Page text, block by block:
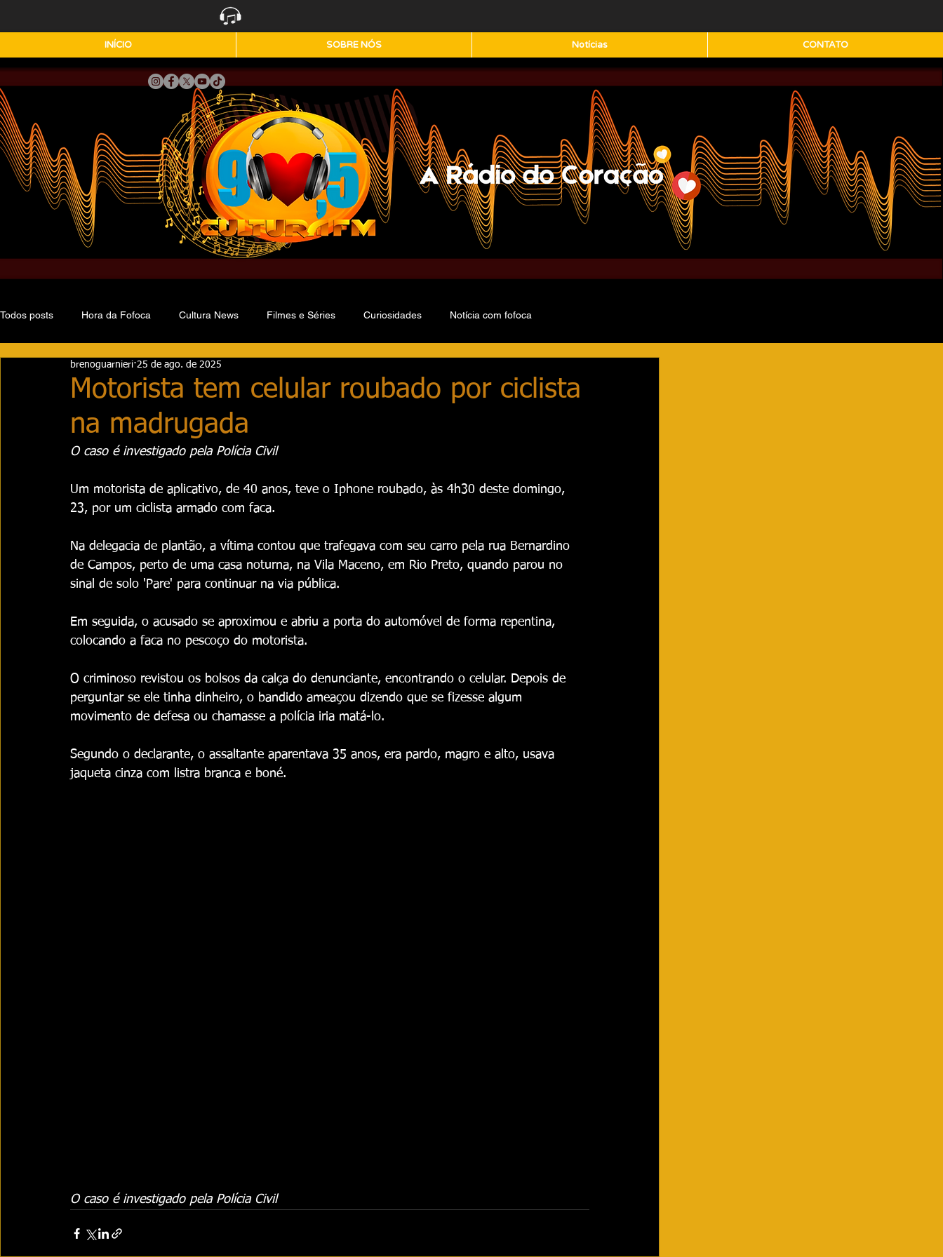
INÍCIO SOBRE NÓS Notícias CONTATO
Todos posts Hora da Fofoca Cultura News Filmes e Séries Curiosidades Notícia com fofoca
Motorista tem celular roubado por ciclista
na madrugada
brenoguarnieri 25 de ago. de 2025
O caso é investigado pela Polícia Civil
Um motorista de aplicativo, de 40 anos, teve o Iphone roubado, às 4h30 deste domingo,
23, por um ciclista armado com faca.
Na delegacia de plantão, a vítima contou que trafegava com seu carro pela rua Bernardino
de Campos, perto de uma casa noturna, na Vila Maceno, em Rio Preto, quando parou no
sinal de solo 'Pare' para continuar na via pública.
Em seguida, o acusado se aproximou e abriu a porta do automóvel de forma repentina,
colocando a faca no pescoço do motorista.
O criminoso revistou os bolsos da calça do denunciante, encontrando o celular. Depois de
perguntar se ele tinha dinheiro, o bandido ameaçou dizendo que se fizesse algum
movimento de defesa ou chamasse a polícia iria matá-lo.
Segundo o declarante, o assaltante aparentava 35 anos, era pardo, magro e alto, usava
jaqueta cinza com listra branca e boné.
O caso é investigado pela Polícia Civil